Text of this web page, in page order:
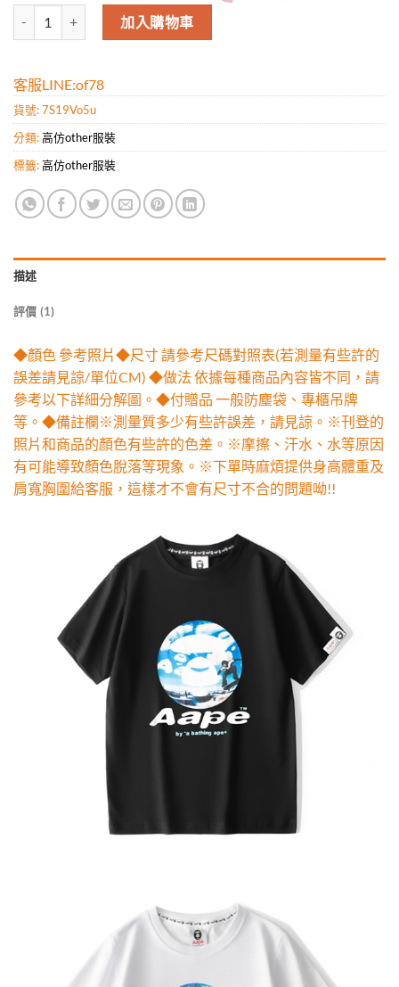
高仿潮牌Aape男款新款時尚休閑短袖T恤.好質量是您的需求好品味是
加入購物車
客服LINE:of78
貨號:7S19Vo5u
分類:高仿other服裝
標籤:高仿other服裝
描述
評價 (1)
◆顏色 參考照片◆尺寸 請參考尺碼對照表(若測量有些許的
誤差請見諒/單位CM) ◆做法 依據每種商品內容皆不同，請
參考以下詳細分解圖。◆付贈品 一般防塵袋、專櫃吊牌
等。◆備註欄※測量質多少有些許誤差，請見諒。※刊登的
照片和商品的顏色有些許的色差。※摩擦、汗水、水等原因
有可能導致顏色脫落等現象。※下單時麻煩提供身高體重及
肩寬胸圍給客服，這樣才不會有尺寸不合的問題呦!!